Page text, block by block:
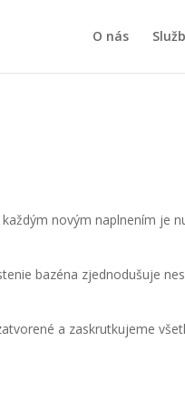
O nás
novým naplnením je
bazéna zjednodušuje
a zaskrutkujeme